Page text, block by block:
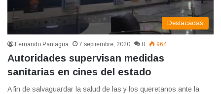
Destacadas
Fernando Paniagua 7 septiembre, 2020 0 964
Autoridades supervisan medidas
sanitarias en cines del estado
A fin de salvaguardar la salud de las y los queretanos ante la